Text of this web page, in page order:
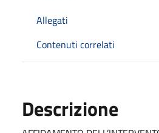
Allegati
Contenuti correlati
Descrizione